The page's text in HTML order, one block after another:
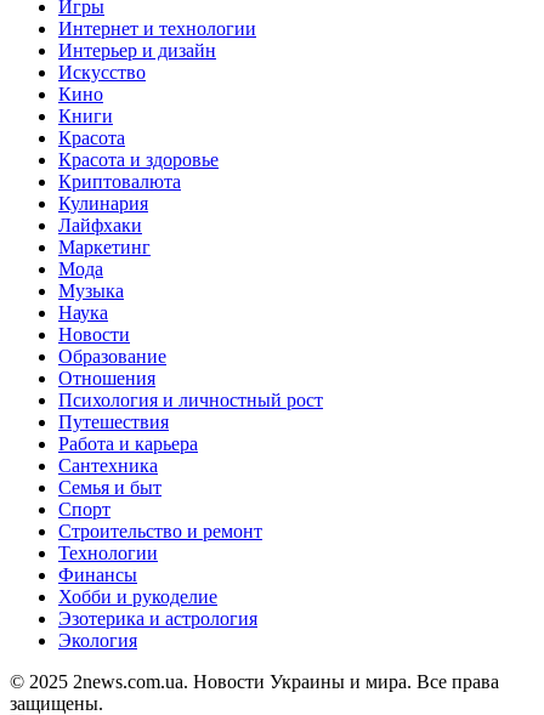
Игры
Интернет и технологии
Интерьер и дизайн
Искусство
Кино
Книги
Красота
Красота и здоровье
Криптовалюта
Кулинария
Лайфхаки
Маркетинг
Мода
Музыка
Наука
Новости
Образование
Отношения
Психология и личностный рост
Путешествия
Работа и карьера
Сантехника
Семья и быт
Спорт
Строительство и ремонт
Технологии
Финансы
Хобби и рукоделие
Эзотерика и астрология
Экология
© 2025 2news.com.ua. Новости Украины и мира. Все права
защищены.